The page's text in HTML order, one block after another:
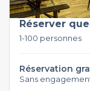
Réserver
1-100 personnes
Réservation
Sans